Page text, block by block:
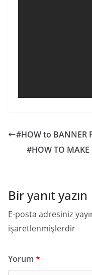
#HOW to BANNER
#HOW TO MAKE
Bir yanıt yazın
E-posta adresiniz
işaretlenmişlerdir
Yorum *